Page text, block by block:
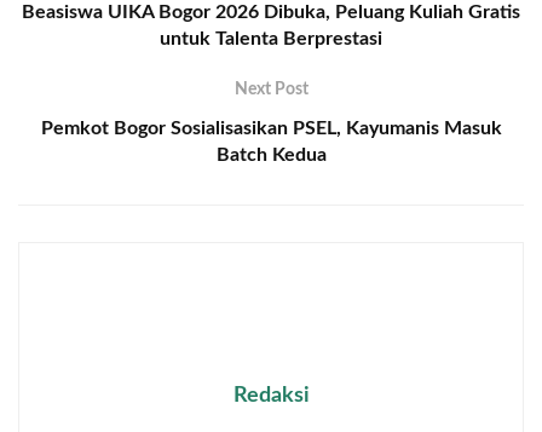
Beasiswa UIKA Bogor 2026 Dibuka, Peluang Kuliah Gratis
untuk Talenta Berprestasi
Next Post
Pemkot Bogor Sosialisasikan PSEL, Kayumanis Masuk
Batch Kedua
Redaksi